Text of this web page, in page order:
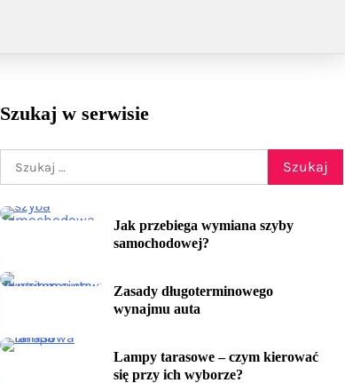
Szukaj w serwisie
Szukaj:
Jak przebiega wymiana szyby
samochodowej?
Zasady długoterminowego
wynajmu auta
Lampy tarasowe – czym kierować
się przy ich wyborze?